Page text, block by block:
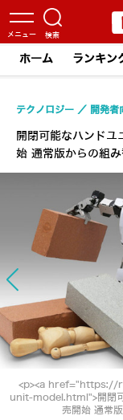
ホーム ランキン
開閉可能なハンド
始 通常版からの組
テクノロジー 開発者
<p><a
unit-model.html">開閉
売開始 通常